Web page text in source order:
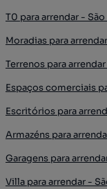
T0 para arrendar -
Moradias para
Terrenos para
Espaços comerciais
Escritórios para
Armazéns para
Garagens para
Villa para arrendar -